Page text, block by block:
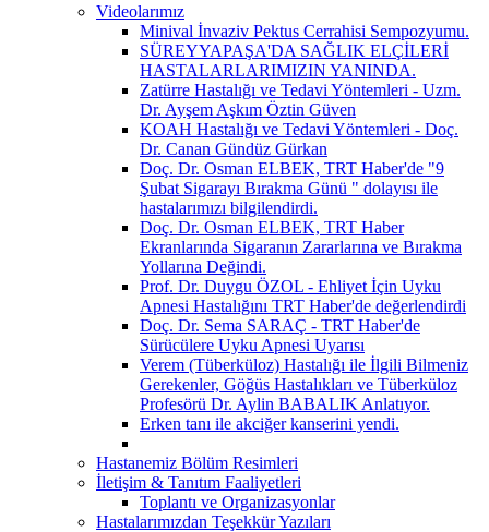
Videolarımız
Minival İnvaziv Pektus Cerrahisi Sempozyumu.
SÜREYYAPAŞA'DA SAĞLIK ELÇİLERİ
HASTALARLARIMIZIN YANINDA.
Zatürre Hastalığı ve Tedavi Yöntemleri - Uzm.
Dr. Ayşem Aşkım Öztin Güven
KOAH Hastalığı ve Tedavi Yöntemleri - Doç.
Dr. Canan Gündüz Gürkan
Doç. Dr. Osman ELBEK, TRT Haber'de "9
Şubat Sigarayı Bırakma Günü " dolayısı ile
hastalarımızı bilgilendirdi.
Doç. Dr. Osman ELBEK, TRT Haber
Ekranlarında Sigaranın Zararlarına ve Bırakma
Yollarına Değindi.
Prof. Dr. Duygu ÖZOL - Ehliyet İçin Uyku
Apnesi Hastalığını TRT Haber'de değerlendirdi
Doç. Dr. Sema SARAÇ - TRT Haber'de
Sürücülere Uyku Apnesi Uyarısı
Verem (Tüberküloz) Hastalığı ile İlgili Bilmeniz
Gerekenler, Göğüs Hastalıkları ve Tüberküloz
Profesörü Dr. Aylin BABALIK Anlatıyor.
Erken tanı ile akciğer kanserini yendi.
Hastanemiz Bölüm Resimleri
İletişim & Tanıtım Faaliyetleri
Toplantı ve Organizasyonlar
Hastalarımızdan Teşekkür Yazıları